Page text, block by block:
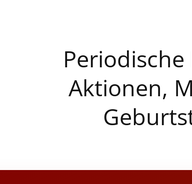
Aktionen,